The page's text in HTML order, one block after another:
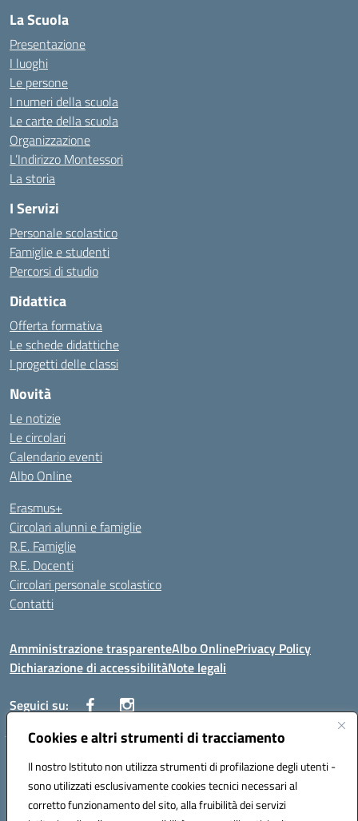
Cookies e altri strumenti di tracciamento
Il nostro Istituto non utilizza strumenti di profilazione degli utenti -
sono utilizzati esclusivamente cookies tecnici necessari al
corretto funzionamento del sito, alla fruibilità dei servizi
La Scuola
Presentazione
I luoghi
Le persone
I numeri della scuola
Le carte della scuola
Organizzazione
L’Indirizzo Montessori
La storia
I Servizi
Personale scolastico
Famiglie e studenti
Percorsi di studio
Didattica
Offerta formativa
Le schede didattiche
I progetti delle classi
Novità
Le notizie
Le circolari
Calendario eventi
Albo Online
Erasmus+
Circolari alunni e famiglie
R.E. Famiglie
R.E. Docenti
Circolari personale scolastico
Contatti
Amministrazione trasparenteAlbo OnlinePrivacy Policy
Dichiarazione di accessibilitàNote legali
Seguici su:
VIALE ITALIA , 13 91011 ALCAMO (TP)
Codice univoco ufficio: UF3YCL
Mail: TPIC81100Q@istruzione.it | PEC: TPIC81100Q@pec.istruzione.it